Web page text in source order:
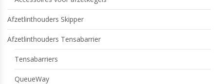
Afzetlinthouders Skipper
Afzetlinthouders Tensabarrier
Tensabarriers
QueueWay